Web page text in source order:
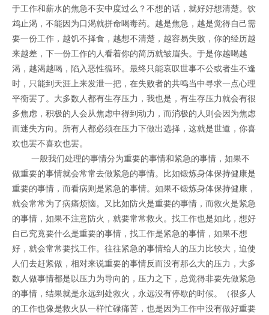
于工作和薪水的焦急不安中度过么？不想的话，就好好想清楚。饮
鸩止渴，不能因为口渴就拼命喝毒药。越是焦急，越是觉得自己需
要一份工作，越饥不择食，越想不清楚，越容易失败，你的经历越
来越差，下一份工作的人看着你的简历就皱眉头。于是你越喝越
渴，越渴越喝，陷入恶性循环。最终只能哀叹世事不公或者生不逢
时，只能到天涯上来发泄一把，在失败者的共鸣当中寻求一点心理
平衡罢了。大多数人都有生存压力，我也是，有生存压力就会有很
多焦虑，积极的人会从焦虑中得到动力，而消极的人则会因为焦虑
而迷失方向。所有人都必须在压力下做出选择，这就是世道，你喜
欢也罢不喜欢也罢。
一般我们处理的事情分为重要的事情和紧急的事情，如果不
做重要的事情就会常常去做紧急的事情。比如锻炼身体保持健康是
重要的事情，而看病则是紧急的事情。如果不锻炼身体保持健康，
就会常常为了病痛烦恼。又比如防火是重要的事情，而救火是紧急
的事情，如果不注意防火，就要常常救火。找工作也是如此，想好
自己究竟要什么是重要的事情，找工作是紧急的事情，如果不想
好，就会常常要找工作。往往紧急的事情给人的压力比较大，迫使
人们去赶紧做，相对来说重要的事情反而没有那么大的压力，大多
数人做事情都是以压力为导向的，压力之下，总觉得非要先做紧急
的事情，结果就是永远到处救火，永远没有停歇的时候。（很多人
的工作也像是救火队一样忙碌痛苦，也是因为工作中没有做好重要